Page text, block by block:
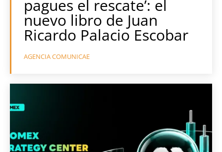
pagues el rescate’: el
nuevo libro de Juan
Ricardo Palacio Escobar
AGENCIA COMUNICAE